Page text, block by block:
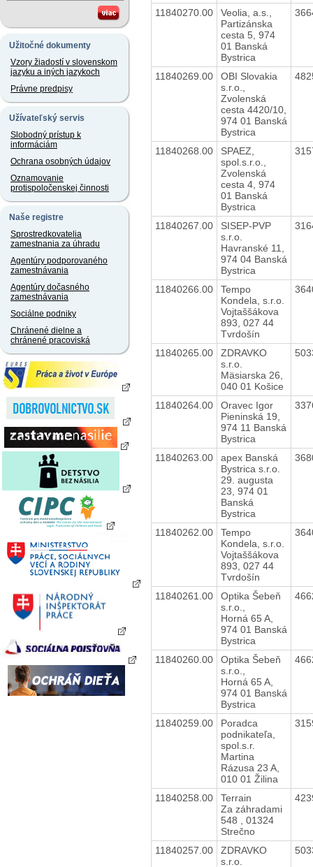
Užitočné dokumenty
Vzory žiadostí v slovenskom
jazyku a iných jazykoch
Právne predpisy
Užívateľský servis
Slobodný prístup k
informáciám
Ochrana osobných údajov
Oznamovanie
protispoločenskej činnosti
Naše registre
Sprostredkovatelia
zamestnania za úhradu
Agentúry podporovaného
zamestnávania
Agentúry dočasného
zamestnávania
Sociálne podniky
Chránené dielne a
chránené pracoviská
11840270.00
Veolia, a.s.,
Partizánska
cesta 5, 974
01 Banská
Bystrica
11840269.00
OBI Slovakia
s.r.o.,
Zvolenská
cesta 4420/10,
974 01 Banská
Bystrica
11840268.00
SPAEZ,
spol.s.r.o.,
Zvolenská
cesta 4, 974
01 Banská
Bystrica
11840267.00
SISEP-PVP
s.r.o.
Havranské 11,
974 04 Banská
Bystrica
11840266.00
Tempo
Kondela, s.r.o.
Vojtaššákova
893, 027 44
Tvrdošín
11840265.00
ZDRAVKO
s.r.o.
Mäsiarska 26,
040 01 Košice
11840264.00
Oravec Igor
Pieninská 19,
974 11 Banská
Bystrica
11840263.00
apex Banská
Bystrica s.r.o.
29. augusta
23, 974 01
Banská
Bystrica
11840262.00
Tempo
Kondela, s.r.o.
Vojtaššákova
893, 027 44
Tvrdošín
11840261.00
Optika Šebeň
s.r.o.,
Horná 65 A,
974 01 Banská
Bystrica
11840260.00
Optika Šebeň
s.r.o.,
Horná 65 A,
974 01 Banská
Bystrica
11840259.00
Poradca
podnikateľa,
spol.s.r.
Martina
Rázusa 23 A,
010 01 Žilina
11840258.00
Terrain
Za záhradami
548 , 01324
Strečno
11840257.00
ZDRAVKO
s.r.o.